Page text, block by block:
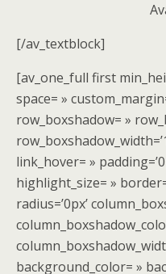
[/av_textblock]
[av_one_full first
space= »
row_boxshadow= »
link_hover= »
highlight_size= »
radius=’0px’
background_color= »